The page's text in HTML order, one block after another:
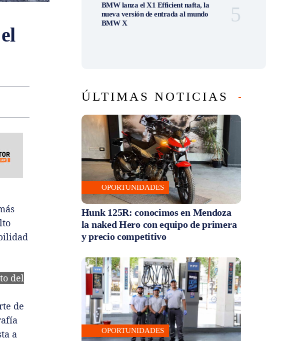
del
de
a
BMW lanza el X1 Efficient nafta, la
nueva versión de entrada al mundo
BMW X
ÚLTIMAS NOTICIAS
OPORTUNIDADES
Hunk 125R: conocimos en Mendoza
la naked Hero con equipo de primera
y precio competitivo
OPORTUNIDADES